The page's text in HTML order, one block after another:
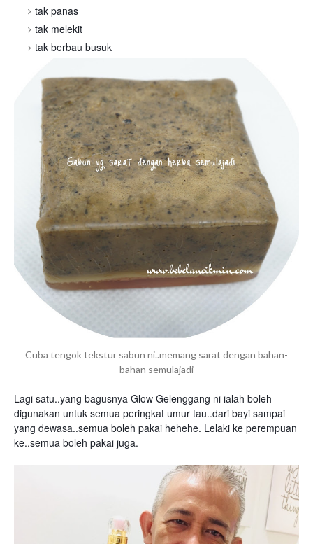
tak panas
tak melekit
tak berbau busuk
Cuba tengok tekstur sabun ni..memang sarat dengan bahan-
bahan semulajadi
Lagi satu..yang bagusnya Glow Gelenggang ni ialah boleh
digunakan untuk semua peringkat umur tau..dari bayi sampai
yang dewasa..semua boleh pakai hehehe. Lelaki ke perempuan
ke..semua boleh pakai juga.